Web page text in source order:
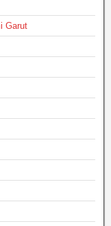
Garut